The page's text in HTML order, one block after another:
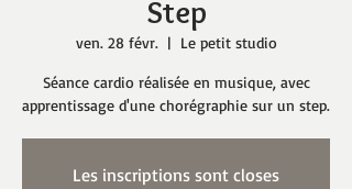
Step
ven. 28 févr.
  |
Le petit studio
Séance cardio réalisée en musique, avec
apprentissage d'une chorégraphie sur un step.
Les inscriptions sont closes